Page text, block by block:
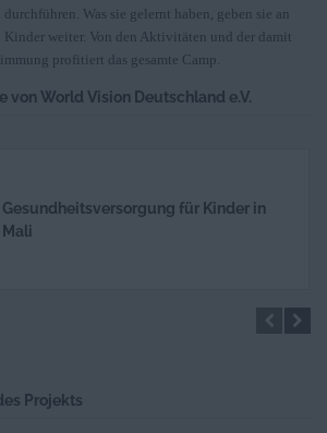
Was sie gelernt haben, geben sie an
weiter. Von den Aktivitäten und der damit
profitiert das gesamte Camp.
World Vision Deutschland e.V.
Gesundheitsversorgung für Kinder in
Mali
erhalten
Projekts